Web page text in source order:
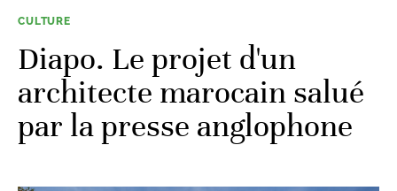
CULTURE
Diapo. Le projet d'un
architecte marocain salué
par la presse anglophone